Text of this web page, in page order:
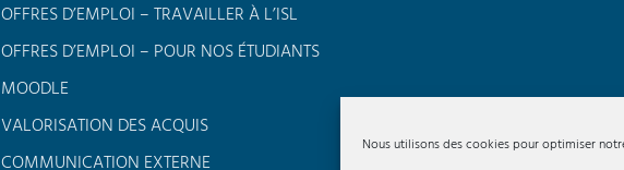
Nous utilisons des cookies pour optimiser
OFFRES D’EMPLOI – TRAVAILLER À L’ISL
OFFRES D’EMPLOI – POUR NOS ÉTUDIANTS
MOODLE
VALORISATION DES ACQUIS
COMMUNICATION EXTERNE